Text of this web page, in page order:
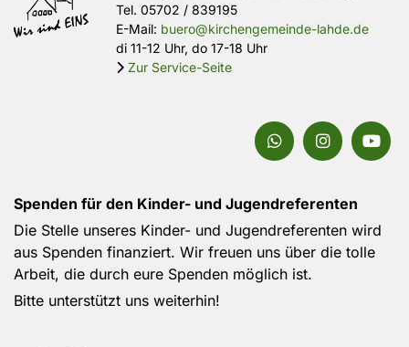
Tel. 05702 / 839195
E-Mail: buero@kirchengemeinde-lahde.de
di 11-12 Uhr, do 17-18 Uhr
 Zur Service-Seite
Spenden für den Kinder- und Jugendreferenten
Die Stelle unseres Kinder- und Jugendreferenten wird
aus Spenden finanziert. Wir freuen uns über die tolle
Arbeit, die durch eure Spenden möglich ist.
Bitte unterstützt uns weiterhin!